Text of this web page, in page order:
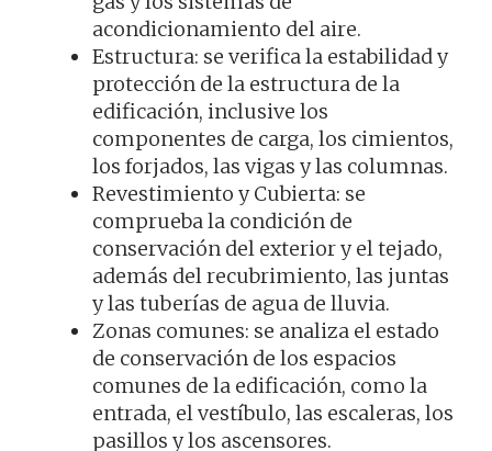
acondicionamiento del aire.
Estructura: se verifica la estabilidad y
protección de la estructura de la
edificación, inclusive los
componentes de carga, los cimientos,
los forjados, las vigas y las columnas.
Revestimiento y Cubierta: se
comprueba la condición de
conservación del exterior y el tejado,
además del recubrimiento, las juntas
y las tuberías de agua de lluvia.
Zonas comunes: se analiza el estado
de conservación de los espacios
comunes de la edificación, como la
entrada, el vestíbulo, las escaleras, los
pasillos y los ascensores.